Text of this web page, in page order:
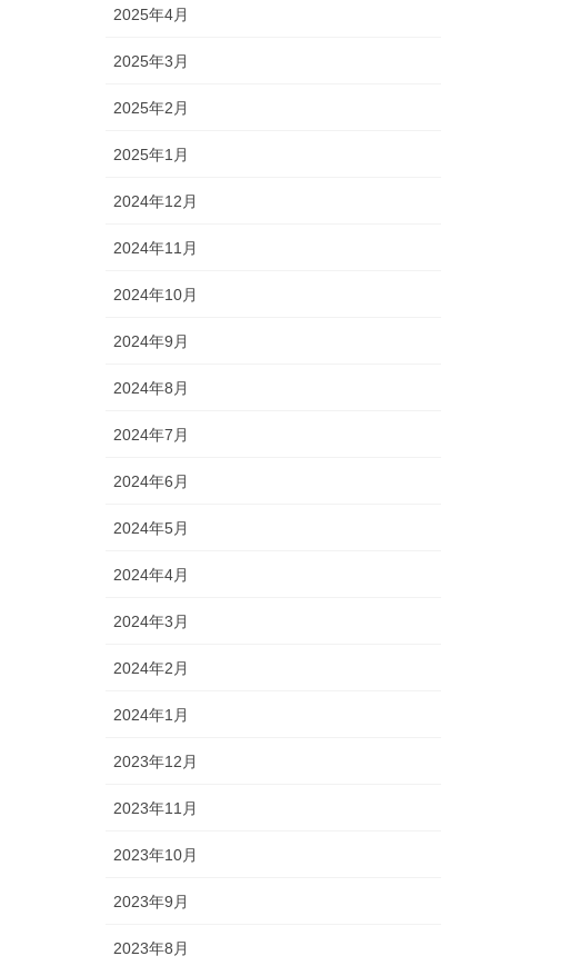
2025年4月
2025年3月
2025年2月
2025年1月
2024年12月
2024年11月
2024年10月
2024年9月
2024年8月
2024年7月
2024年6月
2024年5月
2024年4月
2024年3月
2024年2月
2024年1月
2023年12月
2023年11月
2023年10月
2023年9月
2023年8月